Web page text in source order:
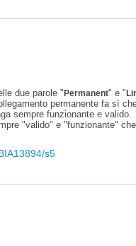
due parole "Permanent" e "
permanente fa sì
sempre funzionante e valido.
"valido" e "funzionante"
s5